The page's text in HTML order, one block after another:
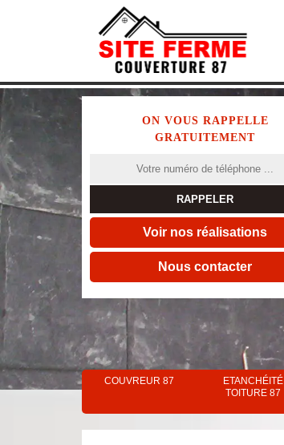
ON VOUS RAPPELLE
GRATUITEMENT
Voir nos réalisations
Nous contacter
COUVREUR 87
ETANCHÉITÉ
TOITURE 87